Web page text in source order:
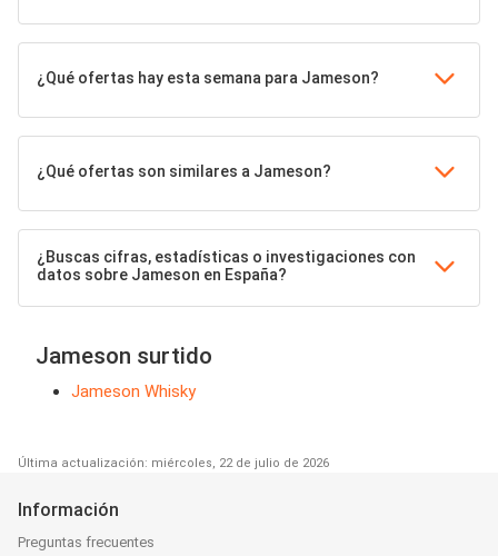
¿Qué ofertas hay esta semana para Jameson?
¿Qué ofertas son similares a Jameson?
¿Buscas cifras, estadísticas o investigaciones con
datos sobre Jameson en España?
Jameson surtido
Jameson Whisky
Última actualización: miércoles, 22 de julio de 2026
Información
Preguntas frecuentes